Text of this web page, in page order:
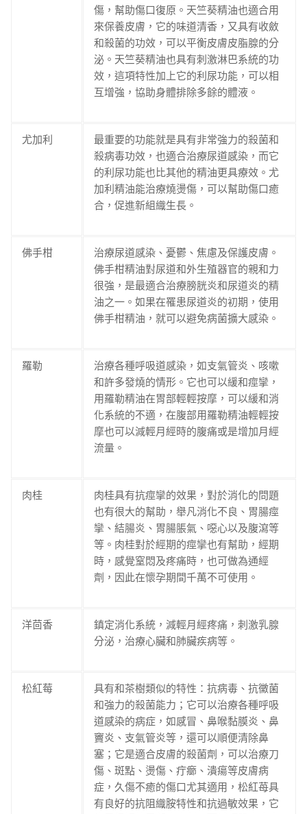
傷，幫助傷口復原。天竺葵精油也適合用
來保養皮膚，它的味道清香，又具有收斂
和殺菌的功效，可以平衡皮膚皮脂腺的分
泌。天竺葵精油也具有刺激淋巴系統的功
效，這項特性加上它的利尿功能，可以相
互增強，協助身體排除多餘的體液。
尤加利
最重要的功能就是具有非常強力的殺菌和
殺病毒功效，也適合治療尿道感染，而它
的利尿功能也比其他的精油更具療效。尤
加利精油能治療燒燙傷，可以幫助傷口癒
合，促進新組織生長。
佛手柑
治療尿道感染、憂鬱、焦慮及保護皮膚。
佛手柑精油對尿道和外生殖器官的親和力
很強，是最適合治療膀胱炎和尿道炎的精
油之一。如果在罹患尿道炎的初期，使用
佛手柑精油，就可以避免病菌擴大感染。
羅勒
治療各種呼吸道感染，如支氣管炎、咳嗽
和許多發燒的情形。它也可以緩和痙攣，
用羅勒精油在胃部輕輕按摩，可以緩和消
化系統的不適，在腹部用羅勒精油輕輕按
摩也可以減輕月經時的腹痛或是增加月經
流量。
肉桂
肉桂具有抗痙攣的效果，對於消化的問題
也有很大的幫助，舉凡消化不良、胃腸痙
攣、結腸炎、胃腸脹氣、噁心以及腹瀉等
等。肉桂對於經期的痙攣也有幫助，經期
時，感覺窒悶及疼痛時，也可做為通經
劑，因此在懷孕期間千萬不可使用。
洋茴香
鎮定消化系統，減輕月經疼痛，刺激乳腺
分泌，治療心臟和肺臟疾病等。
松紅莓
具有和茶樹類似的特性：抗病毒、抗黴菌
和強力的殺菌能力；它可以治療各種呼吸
道感染的病症，如感冒、鼻喉黏膜炎、鼻
竇炎、支氣管炎等，還可以順便清除鼻
塞；它是適合皮膚的殺菌劑，可以治療刀
傷、斑點、燙傷、疔癤、潰瘍等皮膚病
症，久傷不癒的傷口尤其適用，松紅苺具
有良好的抗阻織胺特性和抗過敏效果，它